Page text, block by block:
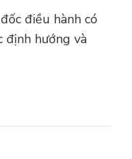
điều hành có
hướng và